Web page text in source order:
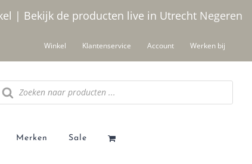
| Bekijk de producten live in Utrecht Negeren
Winkel Klantenservice Account Werken bij
zoeken
Merken Sale